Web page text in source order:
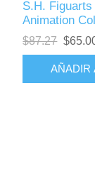
S.H.
Animation
$87.27
AÑADIR